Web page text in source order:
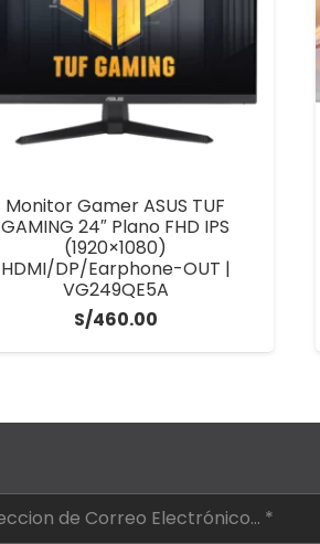
Monitor Gamer ASUS TUF
GAMING 24″ Plano FHD IPS
(1920×1080)
HDMI/DP/Earphone-OUT |
VG249QE5A
S/460.00